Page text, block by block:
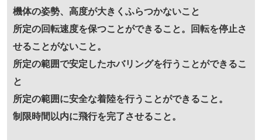
機体の姿勢、高度が大きくふらつかないこと
所定の回転速度を保つことができること。回転を停止さ
せることがないこと。
所定の範囲で安定したホバリングを行うことができるこ
と
所定の範囲に安全な着陸を行うことができること。
制限時間以内に飛行を完了させること。